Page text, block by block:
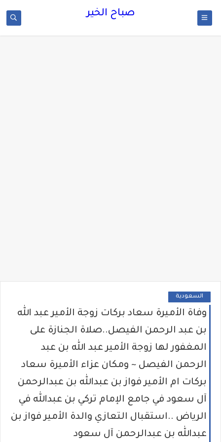
صباح الخير
السعودية
وفاة الأميرة سعاد بركات زوجة الأمير عبد الله
بن عبد الرحمن الفيصل..صلاة الجنازة على
المغفور لها زوجة الأمير عبد الله بن عبد
الرحمن الفيصل ~ ومكان عزاء الأميرة سعاد
بركات ام الأمير فواز بن عبدالله بن عبدالرحمن
آل سعود في جامع الإمام تركي بن عبدالله في
الرياض ..استقبال التعازي والدة الأمير فواز بن
عبدالله بن عبدالرحمن آل سعود